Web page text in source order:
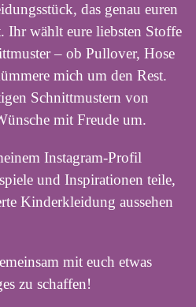
das genau euren
Ihr wählt eure liebsten Stoffe
– ob Pullover, Hose
mich um den Rest.
Schnittmustern von
mit Freude um.
Instagram-Profil
und Inspirationen teile,
Kinderkleidung aussehen
mit euch etwas
zu schaffen!